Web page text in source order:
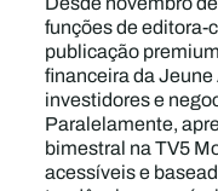
funções de editora-
publicação
financeira da
investidores e
Paralelamente,
bimestral na TV5
acessíveis e